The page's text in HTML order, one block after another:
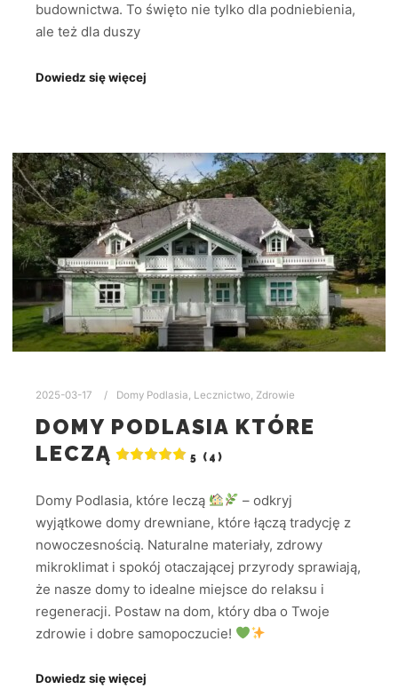
budownictwa. To święto nie tylko dla podniebienia,
ale też dla duszy
Dowiedz się więcej
2025-03-17 Domy Podlasia Lecznictwo Zdrowie
DOMY PODLASIA KTÓRE
LECZĄ
5 (4)
Domy Podlasia, które leczą
– odkryj
wyjątkowe domy drewniane, które łączą tradycję z
nowoczesnością. Naturalne materiały, zdrowy
mikroklimat i spokój otaczającej przyrody sprawiają,
że nasze domy to idealne miejsce do relaksu i
regeneracji. Postaw na dom, który dba o Twoje
zdrowie i dobre samopoczucie!
Dowiedz się więcej